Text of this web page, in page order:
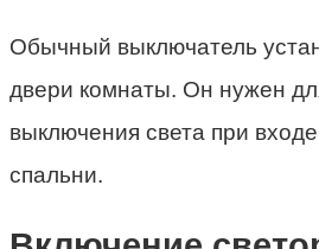
Обычный выключатель
двери комнаты. Он нужен
выключения света при
спальни.